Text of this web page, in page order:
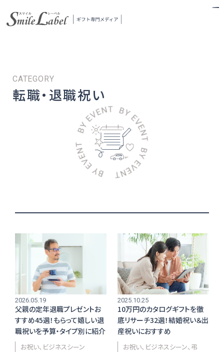
当メディアについて
お店からギフトを探す
商品からギフトを探す
転職・退職祝い
2026.05.19
父親の定年退職プレゼントお
すすめ45選！もらって嬉しい退
職祝いを予算・タイプ別に紹介
お祝い ビジネスシーン
2025.10.25
10万円のカタログギフトを徹
底リサーチ32選！結婚祝い＆出
産祝いにおすすめ
お祝い ビジネスシーン 弔